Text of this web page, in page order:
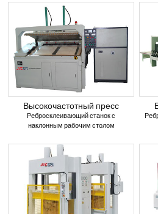
Высокочастотный пресс
Ребросклеивающий станок с
наклонным рабочим столом